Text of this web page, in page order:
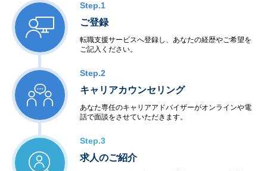
Step.1
ご登録
転職支援サービスへ登録し、あなたの経歴やご希望を
ご記入ください。
Step.2
キャリアカウンセリング
あなた専任のキャリアアドバイザーがオンラインや電
話で面談をさせていただきます。
Step.3
求人のご紹介